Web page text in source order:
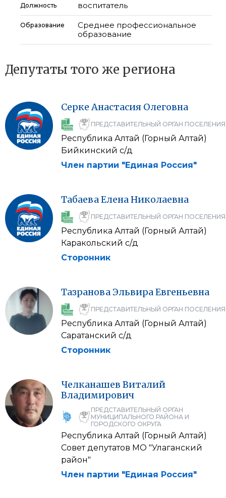
Должность воспитатель
Образование
Среднее профессиональное
образование
Депутаты того же региона
Серке Анастасия Олеговна
ПРЕДСТАВИТЕЛЬНЫЙ ОРГАН ПОСЕЛЕНИЯ
Республика Алтай (Горный Алтай)
Бийкинский с/д
Член партии "Единая Россия"
ТабаеваЕленаНиколаевна
ПРЕДСТАВИТЕЛЬНЫЙ ОРГАН ПОСЕЛЕНИЯ
Республика Алтай (Горный Алтай)
Каракольский с/д
Сторонник
Тазранова ЭльвираЕвгеньевна
ПРЕДСТАВИТЕЛЬНЫЙ ОРГАН ПОСЕЛЕНИЯ
Республика Алтай (Горный Алтай)
Саратанский с/д
Сторонник
Челканашев Виталий
Владимирович
ПРЕДСТАВИТЕЛЬНЫЙ ОРГАН
МУНИЦИПАЛЬНОГО РАЙОНА И
ГОРОДСКОГО ОКРУГА
Республика Алтай (Горный Алтай)
Совет депутатов МО "Улаганский
район"
Член партии "Единая Россия"